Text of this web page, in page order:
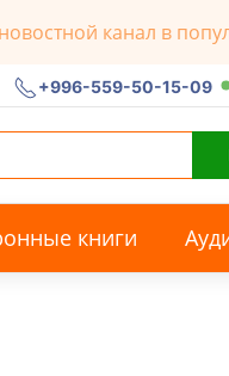
канал в
+996-559-50-15-09
книги